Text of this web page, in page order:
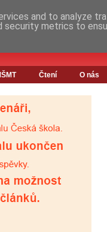
Čtení O nás
and to analyze
security metrics to